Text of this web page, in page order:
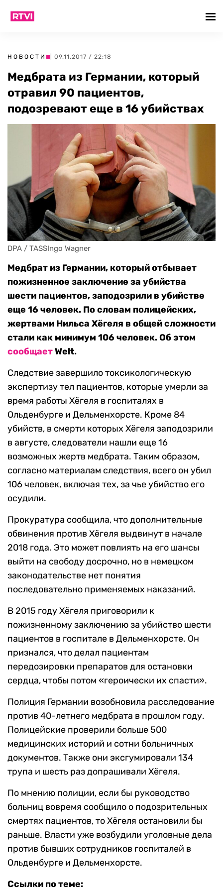
НОВОСТИ | 09.11.2017 / 22:18
Медбрата из Германии, который
отравил 90 пациентов,
подозревают еще в 16 убийствах
DPA / TASSIngo Wagner
Медбрат из Германии, который отбывает
пожизненное заключение за убийства
шести пациентов, заподозрили в убийстве
еще 16 человек. По словам полицейских,
жертвами Нильса Хёгеля в общей сложности
стали как минимум 106 человек. Об этом
сообщаетWelt.
Следствие завершило токсикологическую
экспертизу тел пациентов, которые умерли за
время работы Хёгеля в госпиталях в
Ольденбурге и Дельменхорсте. Кроме 84
убийств, в смерти которых Хёгеля заподозрили
в августе, следователи нашли еще 16
возможных жертв медбрата. Таким образом,
согласно материалам следствия, всего он убил
106 человек, включая тех, за чье убийство его
осудили.
Прокуратура сообщила, что дополнительные
обвинения против Хёгеля выдвинут в начале
2018 года. Это может повлиять на его шансы
выйти на свободу досрочно, но в немецком
законодательстве нет понятия
последовательно применяемых наказаний.
В 2015 году Хёгеля приговорили к
пожизненному заключению за убийство шести
пациентов в госпитале в Дельменхорсте. Он
признался, что делал пациентам
передозировки препаратов для остановки
сердца, чтобы потом «героически их спасти».
Полиция Германии возобновила расследование
против 40-летнего медбрата в прошлом году.
Полицейские проверили больше 500
медицинских историй и сотни больничных
документов. Также они эксгумировали 134
трупа и шесть раз допрашивали Хёгеля.
По мнению полиции, если бы руководство
больниц вовремя сообщило о подозрительных
смертях пациентов, то Хёгеля остановили бы
раньше. Власти уже возбудили уголовные дела
против бывших сотрудников госпиталей в
Ольденбурге и Дельменхорсте.
Ссылки по теме: